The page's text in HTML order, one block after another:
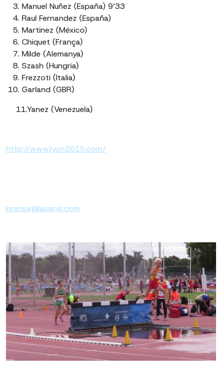
Manuel Nuñez (España) 9’33
Raul Fernandez (España)
Martinez (México)
Chiquet (França)
Milde (Alemanya)
Szash (Hungria)
Frezzoti (Italia)
Garland (GBR)
11.Yanez (Venezuela)
http://www.lyon2015.com/
prensa@lasansi.com